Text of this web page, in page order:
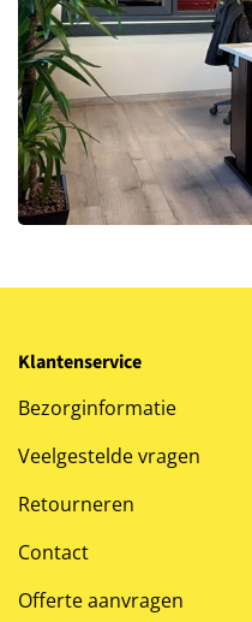
Klantenservice
Bezorginformatie
Veelgestelde vragen
Retourneren
Contact
Offerte aanvragen